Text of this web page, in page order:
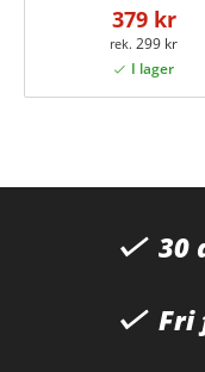
379 kr
299 kr
30
Fri